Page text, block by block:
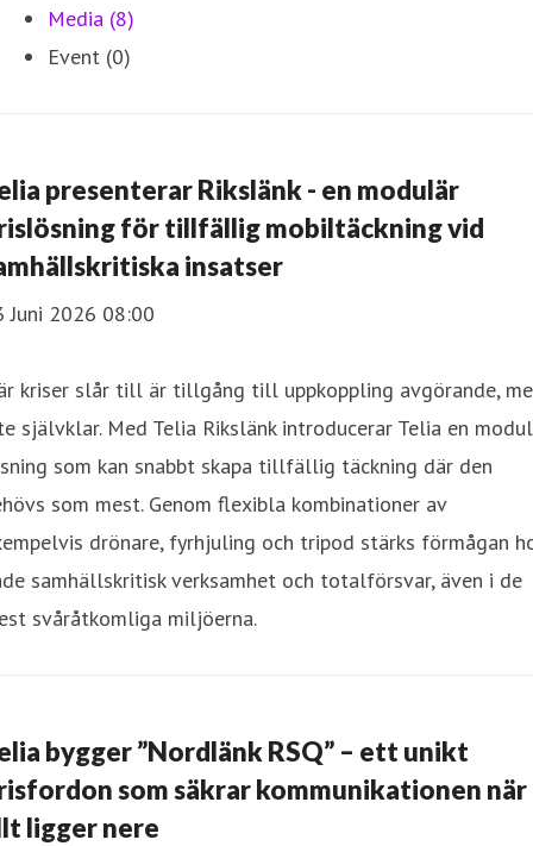
Media (8)
Event (0)
presenterar Rikslänk - en modulär
för tillfällig mobiltäckning vid
insatser
Juni 2026 08:00
kriser slår till är tillgång till uppkoppling avgörande,
självklar. Med Telia Rikslänk introducerar Telia en
som kan snabbt skapa tillfällig täckning där den
som mest. Genom flexibla kombinationer av
drönare, fyrhjuling och tripod stärks förmågan
samhällskritisk verksamhet och totalförsvar, även i de
svåråtkomliga miljöerna.
bygger ”Nordlänk RSQ” – ett unikt
som säkrar kommunikationen när
ligger nere